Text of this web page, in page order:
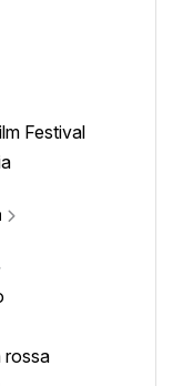
Festival
rossa